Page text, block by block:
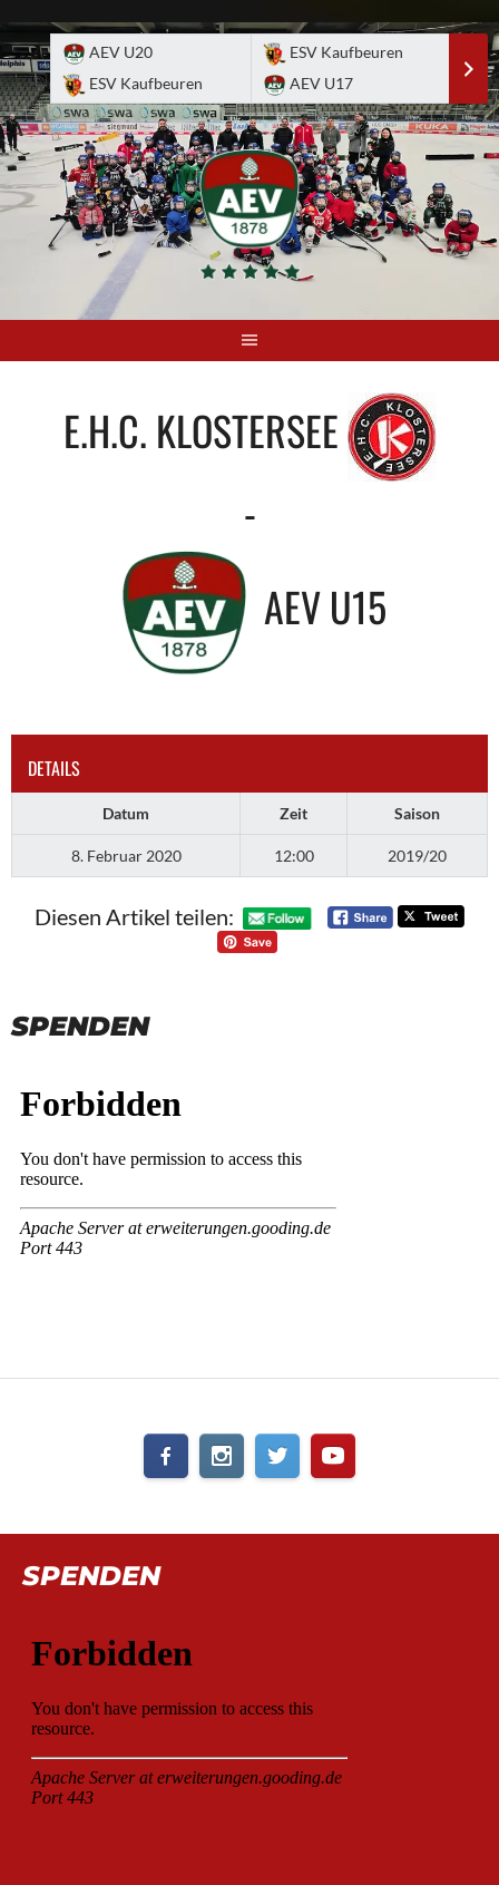
to
content
AEV U20
ESV Kaufbeuren
ESV Kaufbeuren
AEV U17
E.H.C. KLOSTERSEE
-
AEV U15
DETAILS
Datum Zeit Saison
8. Februar 2020 12:00 2019/20
Diesen Artikel teilen:
SPENDEN
SPENDEN